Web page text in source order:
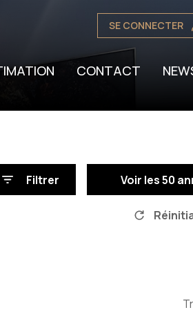
SE CONNECTER
CONTACT
Filtrer Voir les50